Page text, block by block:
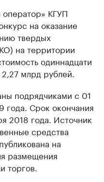
КГУП
на оказание
твердых
на территории
одиннадцати
2,27 млрд рублей.
подрядчиками с 01
года. Срок окончания
2018 года. Источник
средства
на
размещения
торгов.